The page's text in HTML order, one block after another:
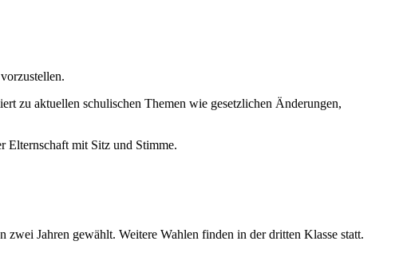
zu aktuellen schulischen Themen wie gesetzlichen Änderungen,
Elternschaft mit Sitz und Stimme.
Jahren gewählt. Weitere Wahlen finden in der dritten Klasse statt.